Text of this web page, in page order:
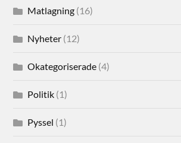
Matlagning (16)
Nyheter (12)
Okategoriserade (4)
Politik (1)
Pyssel (1)